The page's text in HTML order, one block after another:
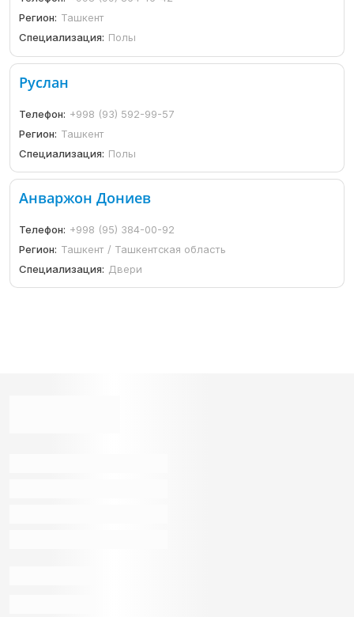
Регион: Ташкент
Специализация: Полы
Руслан
Телефон: +998 (93) 592-99-57
Регион: Ташкент
Специализация: Полы
Анваржон Дониев
Телефон: +998 (95) 384-00-92
Регион: Ташкент / Ташкентская область
Специализация: Двери